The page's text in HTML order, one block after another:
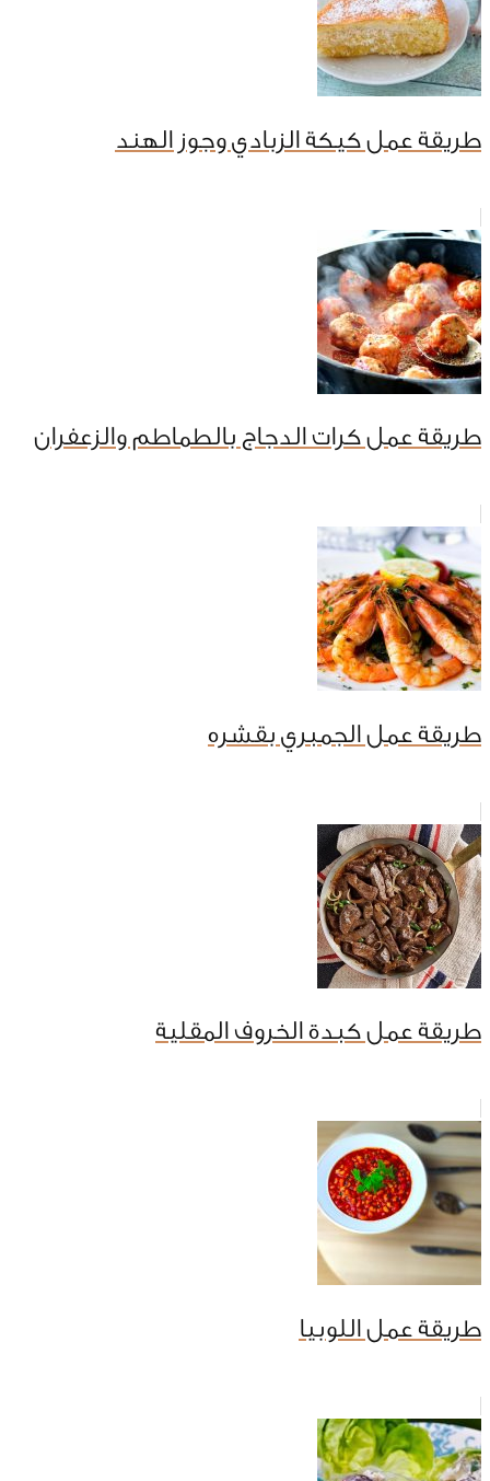
طريقة عمل كيكة الزبادي وجوز الهند
طريقة عمل كرات الدجاج بالطماطم والزعفران
طريقة عمل الجمبري بقشره
طريقة عمل كبدة الخروف المقلية
طريقة عمل اللوبيا